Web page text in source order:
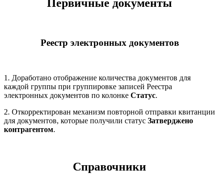
Первичные документы
Реестр электронных документов
1. Доработано отображение количества документов для
каждой группы при группировке записей Реестра
электронных документов по колонке Статус.
2. Откорректирован механизм повторной отправки квитанции
для документов, которые получили статус Затверджено
контрагентом.
Справочники